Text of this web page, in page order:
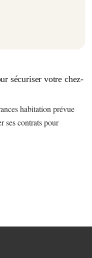
sécuriser votre chez-
habitation prévue
ses contrats pour